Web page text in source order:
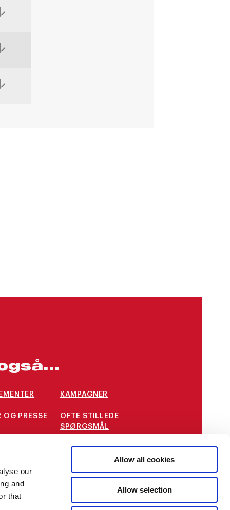
our
and
that
Allow all cookies
Allow selection
KAMPAGNER
OG PRESSE
OFTE STILLEDE
SPØRGSMÅL
INTERNATIONALE